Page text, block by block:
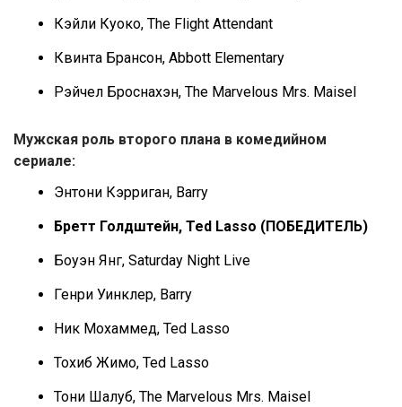
Кэйли Куоко, The Flight Attendant
Квинта Брансон, Abbott Elementary
Рэйчел Броснахэн, The Marvelous Mrs. Maisel
Мужская роль второго плана в комедийном
сериале:
Энтони Кэрриган, Barry
Бретт Голдштейн, Ted Lasso (ПОБЕДИТЕЛЬ)
Боуэн Янг, Saturday Night Live
Генри Уинклер, Barry
Ник Мохаммед, Ted Lasso
Тохиб Жимо, Ted Lasso
Тони Шалуб, The Marvelous Mrs. Maisel